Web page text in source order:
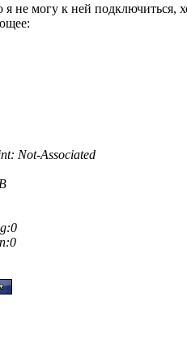
не могу к ней подключиться,
Not-Associated